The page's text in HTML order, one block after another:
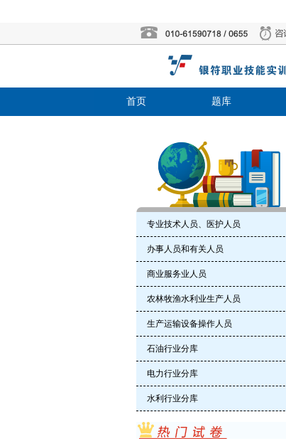
首页 题库
专业技术人员、医护人员
办事人员和有关人员
商业服务业人员
农林牧渔水利业生产人员
生产运输设备操作人员
石油行业分库
电力行业分库
水利行业分库